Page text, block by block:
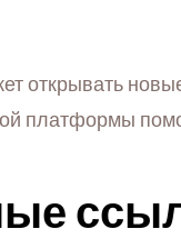
открывать
платформы